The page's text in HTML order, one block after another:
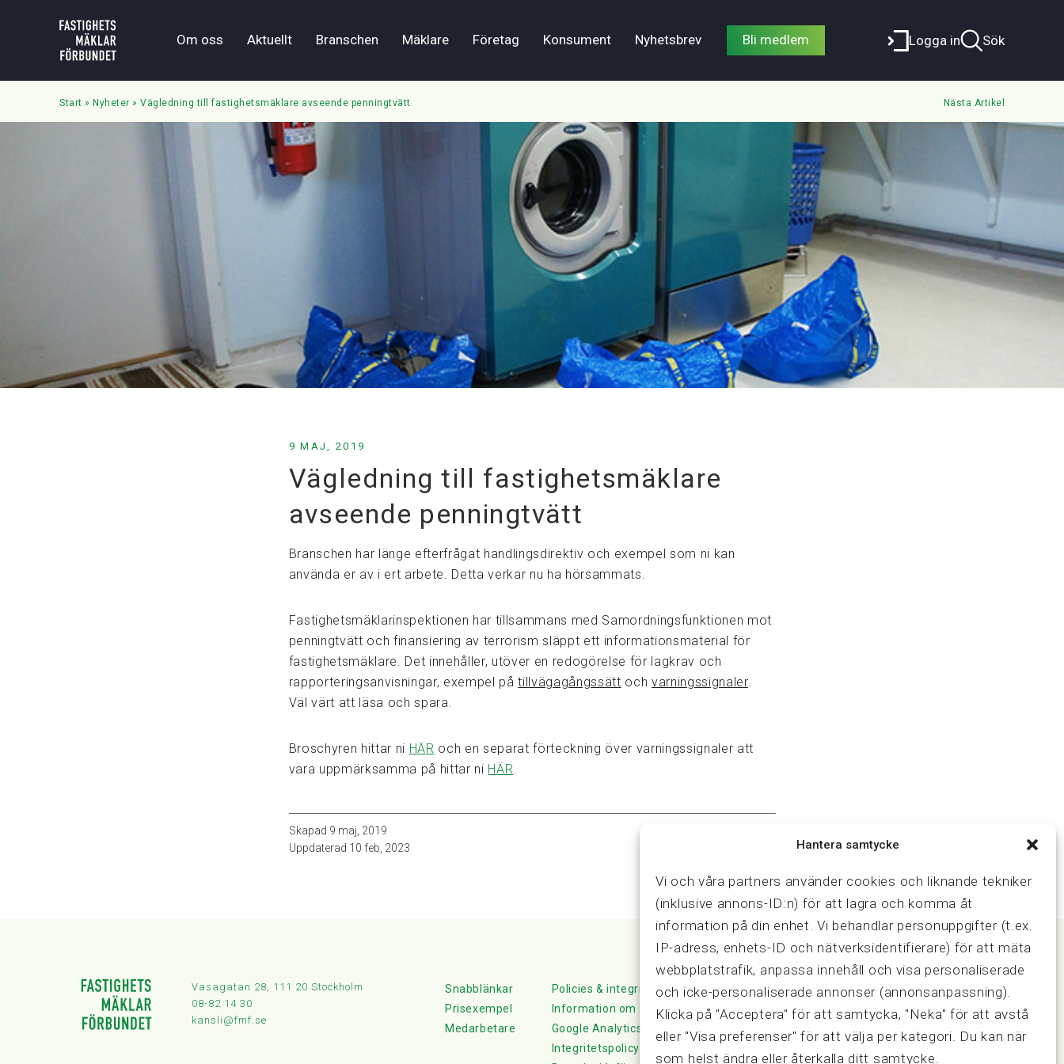
Hantera samtycke
Vi och våra partners använder cookies och liknande tekniker
(inklusive annons-ID:n) för att lagra och komma åt
information på din enhet. Vi behandlar personuppgifter (t.ex.
IP-adress, enhets-ID och nätverksidentifierare) för att mäta
webbplatstrafik, anpassa innehåll och visa personaliserade
och icke-personaliserade annonser (annonsanpassning).
Klicka på "Acceptera" för att samtycka, "Neka" för att avstå
eller "Visa preferenser" för att välja per kategori. Du kan när
som helst ändra eller återkalla ditt samtycke.
Om oss Aktuellt Branschen Mäklare Företag Konsument Nyhetsbrev Bli medlem Logga in Sök
Start » Nyheter » Vägledning till fastighetsmäklare avseende penningtvätt Nästa Artikel
9 MAJ, 2019
Vägledning till fastighetsmäklare
avseende penningtvätt
Branschen har länge efterfrågat handlingsdirektiv och exempel som ni kan
använda er av i ert arbete. Detta verkar nu ha hörsammats.
Fastighetsmäklarinspektionen har tillsammans med Samordningsfunktionen mot
penningtvätt och finansiering av terrorism släppt ett informationsmaterial för
fastighetsmäklare. Det innehåller, utöver en redogörelse för lagkrav och
rapporteringsanvisningar, exempel påtillvägagångssätt ochvarningssignaler.
Väl värt att läsa och spara.
Broschyren hittar ni HÄR och en separat förteckning över varningssignaler att
vara uppmärksamma på hittar ni HÄR
Skapad 9 maj, 2019
Uppdaterad 10 feb, 2023
Vasagatan 28, 111 20 Stockholm
08-82 14 30
kansli@fmf.se
Snabblänkar
Prisexempel
Medarbetare
Policies & integritet
Information om Cookie-hantering och
Google Analytics
Integritetspolicy
Samarbeten
Press & media
Fastighetsmäklarinspektionen